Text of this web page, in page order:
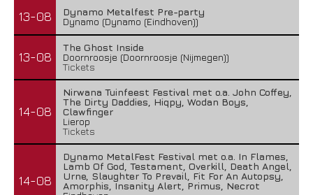
13-08
Dynamo Metalfest Pre-party
Dynamo (Dynamo (Eindhoven))
13-08
The Ghost Inside
Doornroosje (Doornroosje (Nijmegen))
Tickets
14-08
Nirwana Tuinfeest Festival met o.a. John Coffey,
The Dirty Daddies, Hiqpy, Wodan Boys,
Clawfinger
Lierop
Tickets
14-08
Dynamo MetalFest Festival met o.a. In Flames,
Lamb Of God, Testament, Overkill, Death Angel,
Urne, Slaughter To Prevail, Fit For An Autopsy,
Amorphis, Insanity Alert, Primus, Necrot